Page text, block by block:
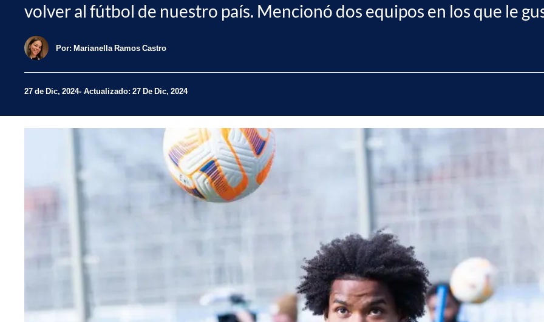
volver al fútbol de nuestro país. Mencionó dos equipos en los que le
Por: Marianella Ramos Castro
27 de Dic, 2024 Actualizado: 27 De Dic, 2024